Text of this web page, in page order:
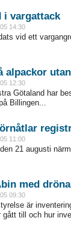
i vargattack
14:30
vid ett
alpackor
12:30
Götaland har
Billingen...
11:00
21 augusti
med
09:30
är
gått till och hur